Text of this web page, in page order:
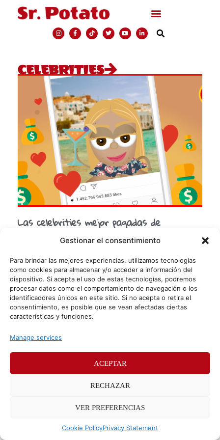
Gestionar el consentimiento
Para brindar las mejores experiencias, utilizamos tecnologías
como cookies para almacenar y/o acceder a información del
dispositivo. Si acepta el uso de estas tecnologías, podremos
procesar datos como el comportamiento de navegación o los
identificadores únicos en este sitio. Si no acepta o retira el
consentimiento, es posible que se vean afectadas ciertas
características y funciones.
Manage services
ACEPTAR
RECHAZAR
VER PREFERENCIAS
Cookie PolicyPrivacy Statement
CELEBRITIES
Las celebrities mejor pagadas de
Instagram
mundo de la música, el cine, la televisión o el deporte.
Tienen millones de seguidores en
© Sr. Potato 2026